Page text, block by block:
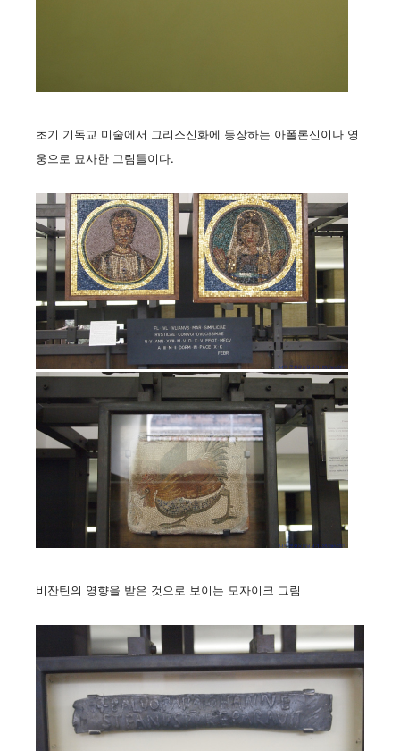
초기 기독교 미술에서 그리스신화에 등장하는 아폴론신이나 영
웅으로 묘사한 그림들이다.
비잔틴의 영향을 받은 것으로 보이는 모자이크 그림